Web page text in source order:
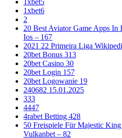
1xbet6
2
20 Best Aviator Game Apps
Ios – 167
2021 22 Primeira Liga
20bet Bonus 313
20bet Casino 30
20bet Login 157
20bet Logowanie 19
240682 15.01.2025
333
4447
4rabet Betting 428
50 Freispiele Für Majestic
Vulkanbet – 82